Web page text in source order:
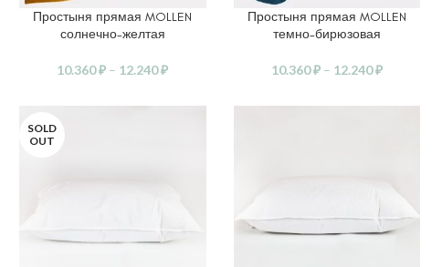
ВЫБЕРИТЕ ПАРАМЕТРЫ
Простыня прямая MOLLEN
солнечно-желтая
10.360₽ – 12.240₽
ВЫБЕРИТЕ ПАРАМЕТРЫ
Простыня прямая MOLLEN
темно-бирюзовая
10.360₽ – 12.240₽
SOLD
OUT